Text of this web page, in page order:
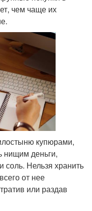
чем чаще их
купюрами,
нищим деньги,
соль. Нельзя хранить
от нее
или раздав